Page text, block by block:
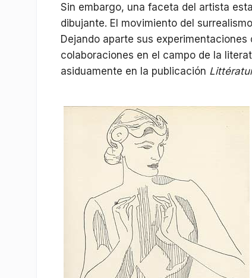
Sin embargo, una faceta del artista
dibujante. El movimiento del
Dejando aparte sus
colaboraciones en el campo de la
asiduamente en la publicación